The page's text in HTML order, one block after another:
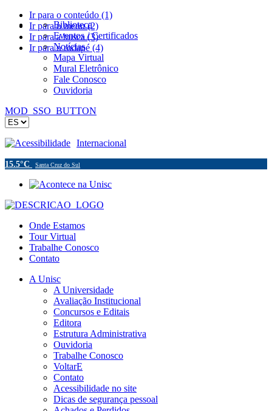
Ir para o conteúdo (1)
Ir para o menu (2)
Ir para a busca (3)
Ir para o rodapé (4)
Biblioteca
Eventos / Certificados
Notícias
Mapa Virtual
Mural Eletrônico
Fale Conosco
Ouvidoria
MOD_SSO_BUTTON
Acessibilidade Internacional
15.5°C Santa Cruz do Sul
Onde Estamos
Tour Virtual
Trabalhe Conosco
Contato
A Unisc
A Universidade
Avaliação Institucional
Concursos e Editais
Editora
Estrutura Administrativa
Ouvidoria
Trabalhe Conosco
VoltarE
Contato
Acessibilidade no site
Dicas de segurança pessoal